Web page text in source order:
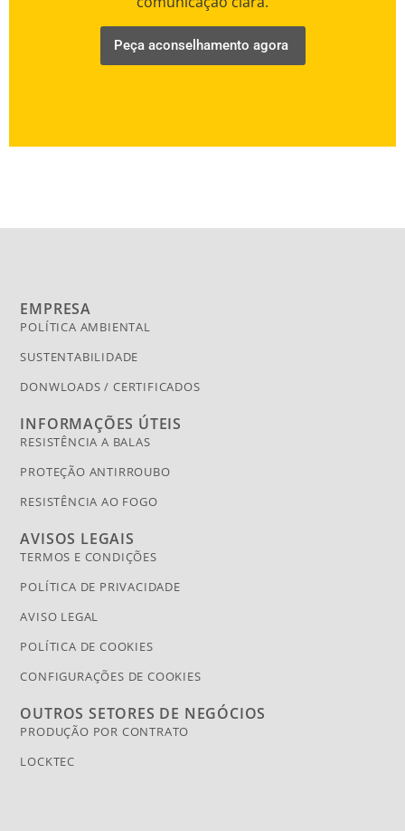
Peça aconselhamento agora
EMPRESA
POLÍTICA AMBIENTAL
SUSTENTABILIDADE
DONWLOADS / CERTIFICADOS
INFORMAÇÕES ÚTEIS
RESISTÊNCIA A BALAS
PROTEÇÃO ANTIRROUBO
RESISTÊNCIA AO FOGO
AVISOS LEGAIS
TERMOS E CONDIÇÕES
POLÍTICA DE PRIVACIDADE
AVISO LEGAL
POLÍTICA DE COOKIES
CONFIGURAÇÕES DE COOKIES
OUTROS SETORES DE NEGÓCIOS
PRODUÇÃO POR CONTRATO
LOCKTEC